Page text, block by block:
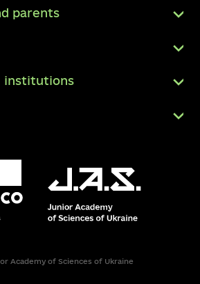
Academy of Sciences of Ukraine
parents
institutions